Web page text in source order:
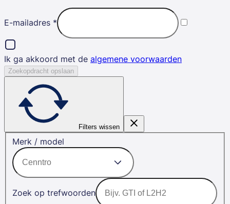
E-mailadres *
Ik ga akkoord met de algemene voorwaarden
Zoekopdracht opslaan
Filters wissen
Merk / model
Zoek op trefwoorden